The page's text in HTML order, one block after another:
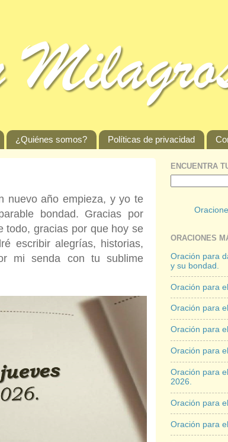
¿Quiénes somos? Políticas de privacidad
nuevo año empieza, y yo te
bondad. Gracias por
todo, gracias por que hoy se
escribir alegrías, historias,
mi senda con tu sublime
ENCUENTRA
ORACIONES
Oración para
y su bondad.
Oración para
Oración para
Oración para
Oración para
Oración para
2026.
Oración para
Oración para